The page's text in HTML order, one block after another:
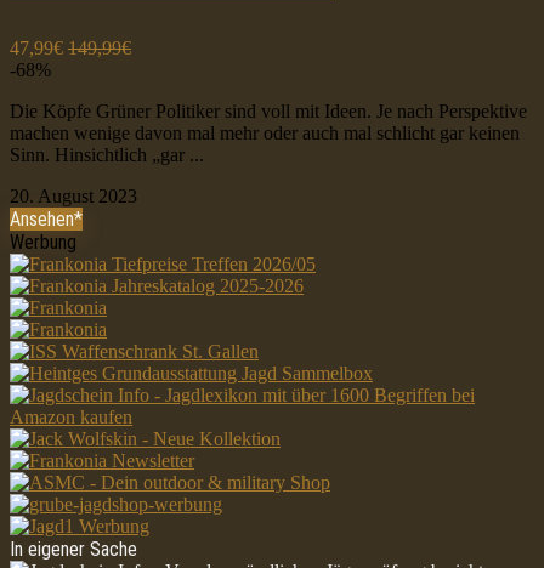
47,99€ 149,99€
-68%
Die Köpfe Grüner Politiker sind voll mit Ideen. Je nach Perspektive
machen wenige davon mal mehr oder auch mal schlicht gar keinen
Sinn. Hinsichtlich „gar ...
20. August 2023
Ansehen*
Werbung
In eigener Sache